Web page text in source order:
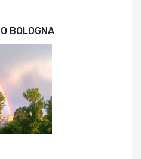
BOLOGNA